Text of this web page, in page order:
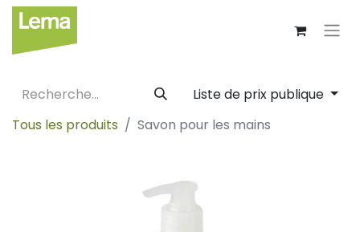
Liste de prix publique
Tous les produits
Savon pour les mains